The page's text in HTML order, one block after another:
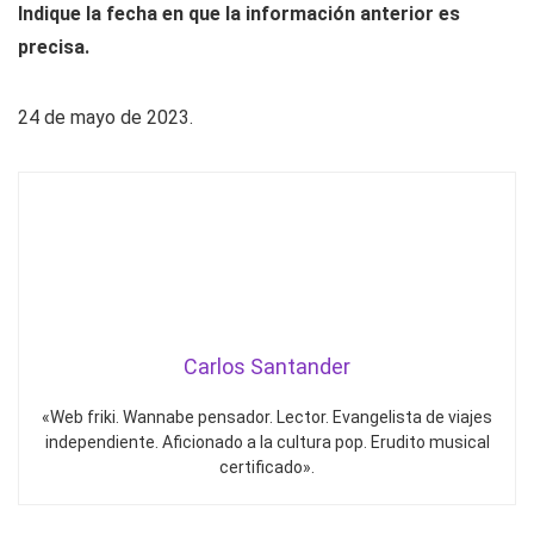
Indique la fecha en que la información anterior es
precisa.
24 de mayo de 2023.
Carlos Santander
«Web friki. Wannabe pensador. Lector. Evangelista de viajes
independiente. Aficionado a la cultura pop. Erudito musical
certificado».